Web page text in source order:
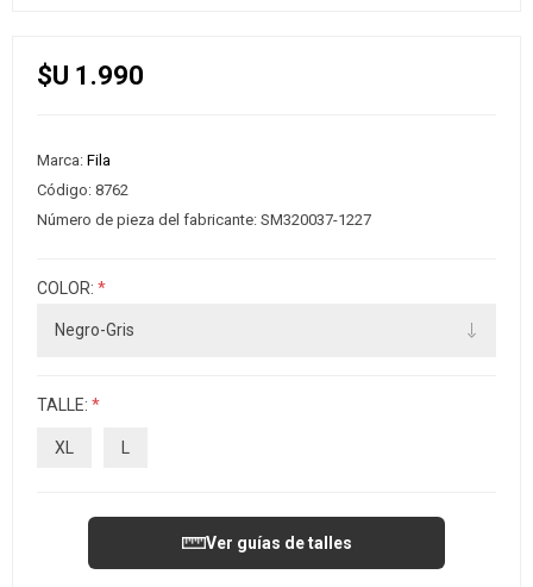
$U 1.990
Marca: Fila
Código: 8762
Número de pieza del fabricante: SM320037-1227
COLOR: *
TALLE: *
XL L
Ver guías de talles